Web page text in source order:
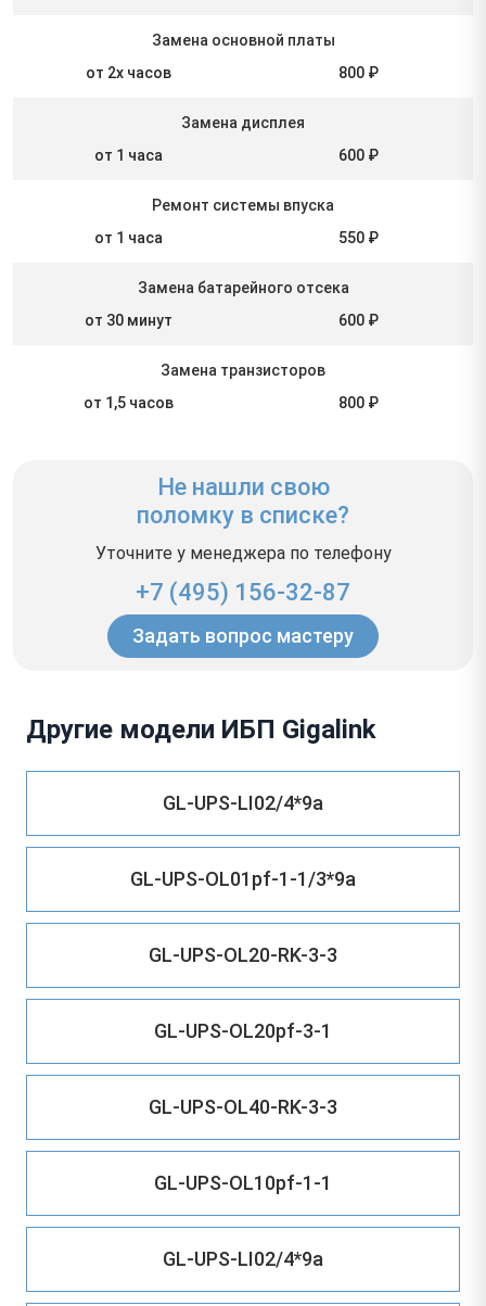
Замена основной платы
от 2х часов
800 ₽
Замена дисплея
от 1 часа
600 ₽
Ремонт системы впуска
от 1 часа
550 ₽
Замена батарейного отсека
от 30 минут
600 ₽
Замена транзисторов
от 1,5 часов
800 ₽
Не нашли свою
поломку в списке?
Уточните у менеджера по телефону
+7 (495) 156-32-87
Задать вопрос мастеру
Другие модели ИБП Gigalink
GL-UPS-LI02/4*9a
GL-UPS-OL01pf-1-1/3*9a
GL-UPS-OL20-RK-3-3
GL-UPS-OL20pf-3-1
GL-UPS-OL40-RK-3-3
GL-UPS-OL10pf-1-1
GL-UPS-LI02/4*9a